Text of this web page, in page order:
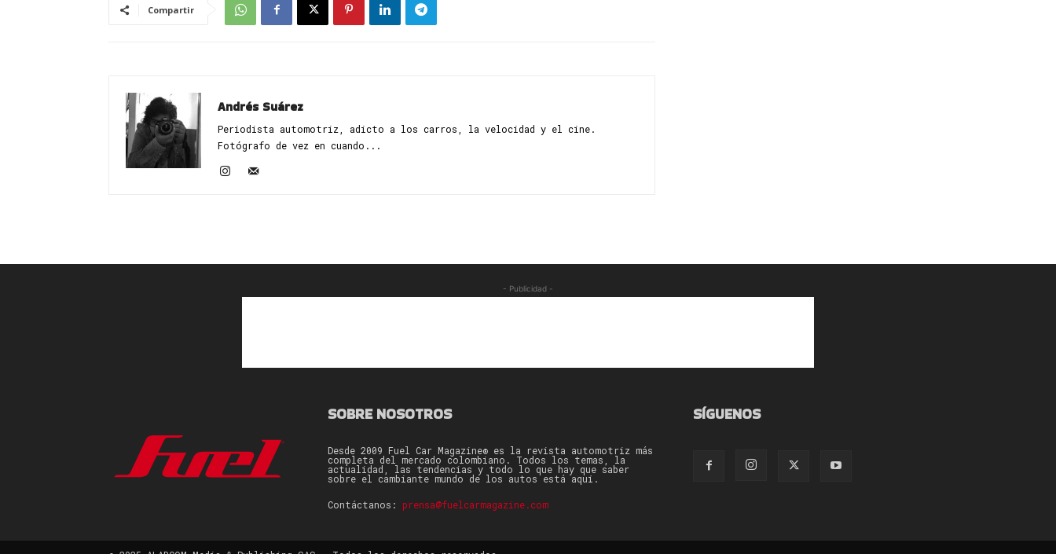
Compartir
Andrés Suárez
Periodista automotriz, adicto a los carros, la velocidad y el cine.
Fotógrafo de vez en cuando...
- Publicidad -
SOBRE NOSOTROS
Desde 2009 Fuel Car Magazine® es la revista automotriz más
completa del mercado colombiano. Todos los temas, la
actualidad, las tendencias y todo lo que hay que saber
sobre el cambiante mundo de los autos está aquí.
Contáctanos: prensa@fuelcarmagazine.com
SÍGUENOS